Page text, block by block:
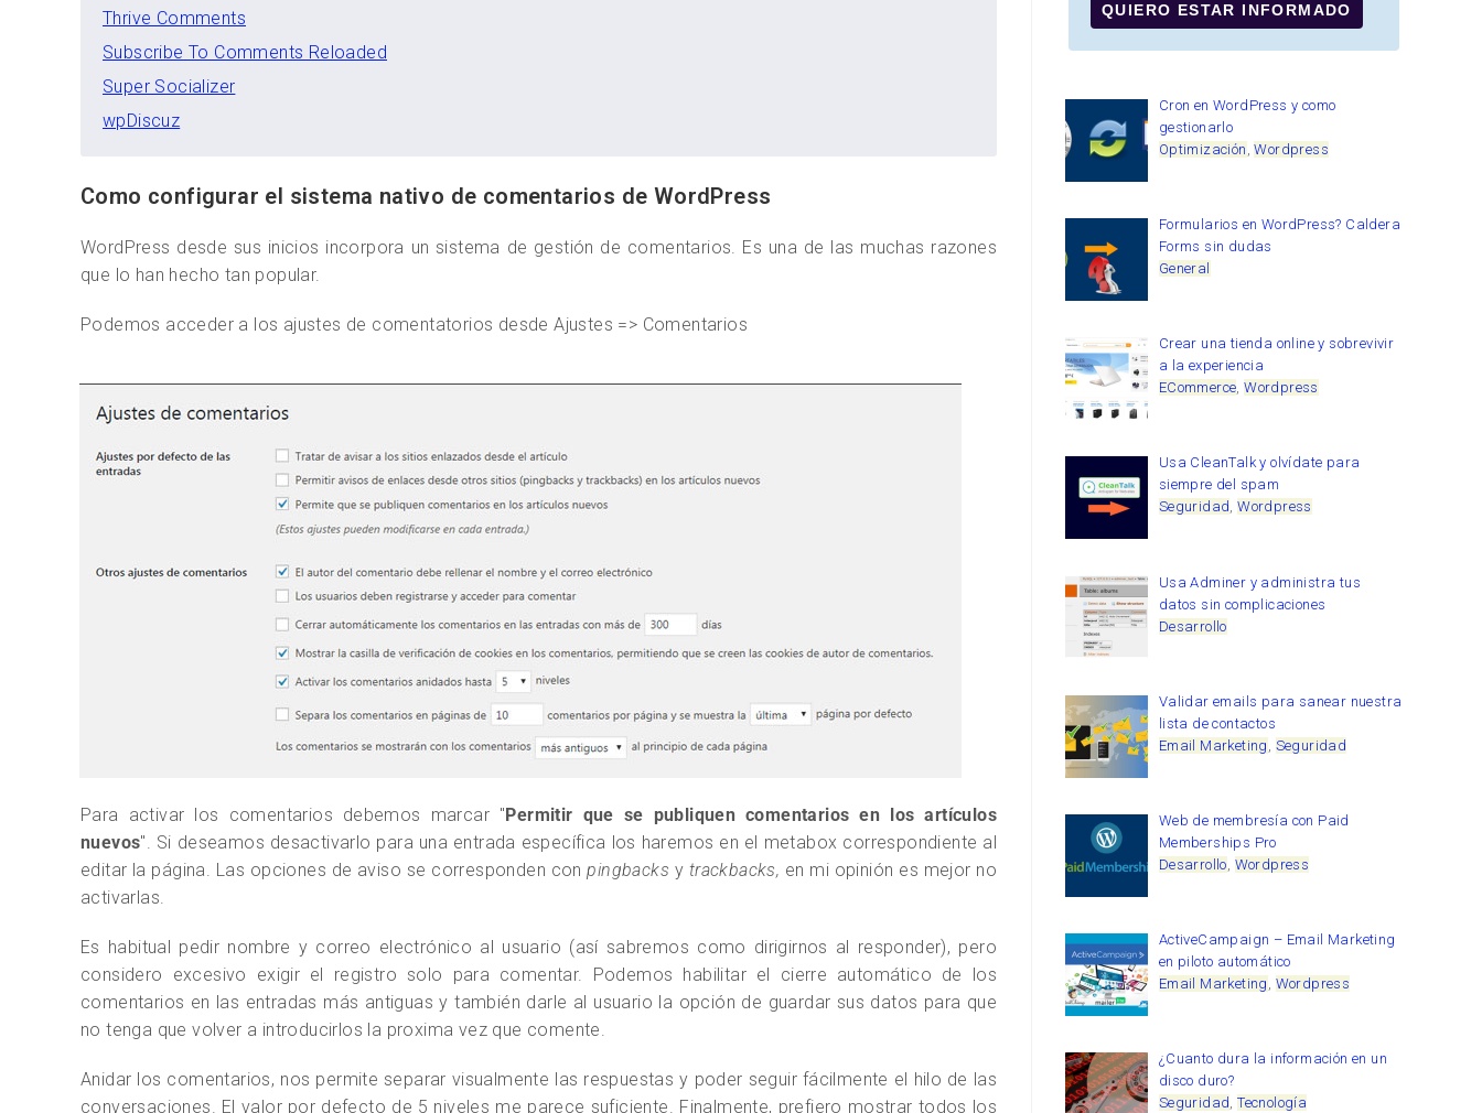
Thrive Comments
Subscribe To Comments Reloaded
Super Socializer
wpDiscuz
Como configurar el sistema nativo de comentarios de WordPress
WordPress desde sus inicios incorpora un sistema de gestión de comentarios. Es una de las muchas razones
que lo han hecho tan popular.
Podemos acceder a los ajustes de comentatorios desde Ajustes => Comentarios
Para activar los comentarios debemos marcar "Permitir que se publiquen comentarios en los artículos
nuevos". Si deseamos desactivarlo para una entrada específica los haremos en el metabox correspondiente al
editar la página. Las opciones de aviso se corresponden conpingbacks y trackbacks, en mi opinión es mejor no
activarlas.
Es habitual pedir nombre y correo electrónico al usuario (así sabremos como dirigirnos al responder), pero
considero excesivo exigir el registro solo para comentar. Podemos habilitar el cierre automático de los
comentarios en las entradas más antiguas y también darle al usuario la opción de guardar sus datos para que
no tenga que volver a introducirlos la proxima vez que comente.
Anidar los comentarios, nos permite separar visualmente las respuestas y poder seguir fácilmente el hilo de las
conversaciones. El valor por defecto de 5 niveles me parece suficiente. Finalmente, prefiero mostrar todos los
QUIERO ESTAR INFORMADO
Cron en WordPress y como
gestionarlo
Optimización ,Wordpress
Formularios en WordPress? Caldera
Forms sin dudas
General
Crear una tienda online y sobrevivir
a la experiencia
ECommerce,Wordpress
Usa CleanTalk y olvídate para
siempre del spam
Seguridad,Wordpress
Usa Adminer y administra tus
datos sin complicaciones
Desarrollo
Validar emails para sanear nuestra
lista de contactos
Email Marketing Seguridad
Web de membresía con Paid
Memberships Pro
Desarrollo Wordpress
ActiveCampaign – Email Marketing
en piloto automático
Email Marketing Wordpress
¿Cuanto dura la información en un
disco duro?
Seguridad,Tecnología